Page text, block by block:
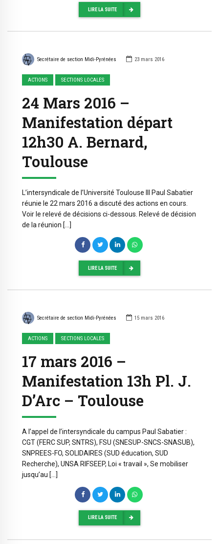
LIRE LA SUITE
Secrétaire de section Midi-Pyrénées 23 mars 2016
ACTIONS SECTIONS LOCALES
24 Mars 2016 –
Manifestation départ
12h30 A. Bernard,
Toulouse
L’intersyndicale de l’Université Toulouse III Paul Sabatier
réunie le 22 mars 2016 a discuté des actions en cours.
Voir le relevé de décisions ci-dessous. Relevé de décision
de la réunion […]
LIRE LA SUITE
Secrétaire de section Midi-Pyrénées 15 mars 2016
ACTIONS SECTIONS LOCALES
17 mars 2016 –
Manifestation 13h Pl. J.
D’Arc – Toulouse
A l’appel de l’intersyndicale du campus Paul Sabatier :
CGT (FERC SUP, SNTRS), FSU (SNESUP-SNCS-SNASUB),
SNPREES-FO, SOLIDAIRES (SUD éducation, SUD
Recherche), UNSA RIFSEEP, Loi « travail », Se mobiliser
jusqu’au […]
LIRE LA SUITE